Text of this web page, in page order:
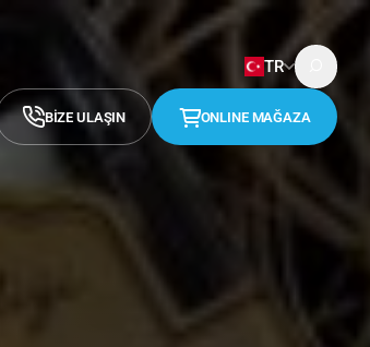
TR
English
BİZE ULAŞIN ONLINE MAĞAZA